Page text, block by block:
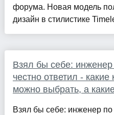
форума. Новая модель
дизайн в стилистике
Взял бы себе: инженер
честно ответил -
можно выбрать, а
Взял бы себе: инженер по